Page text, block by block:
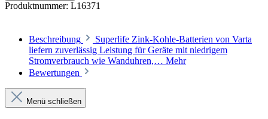
Produktnummer: L16371
Beschreibung
Superlife Zink-Kohle-Batterien von Varta
liefern zuverlässig Leistung für Geräte mit niedrigem
Stromverbrauch wie Wanduhren,… Mehr
Bewertungen
Menü schließen